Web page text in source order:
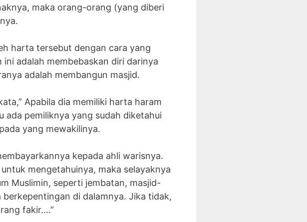
maka orang-orang (yang diberi
harta tersebut dengan cara yang
adalah membebaskan diri darinya
adalah membangun masjid.
Apabila dia memiliki harta haram
pemiliknya yang sudah diketahui
yang mewakilinya.
kepada ahli warisnya.
mengetahuinya, maka selayaknya
Muslimin, seperti jembatan, masjid-
di dalamnya. Jika tidak,
fakir….”